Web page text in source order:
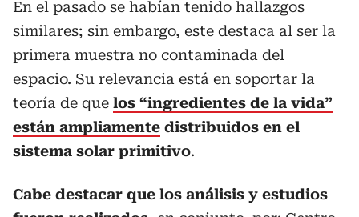
En el pasado se habían tenido hallazgos
similares; sin embargo, este destaca al ser la
primera muestra no contaminada del
espacio. Su relevancia está en soportar la
teoría de que los “ingredientes de la vida”
están ampliamente distribuidos en el
sistema solar primitivo.
Cabe destacar que los análisis y estudios